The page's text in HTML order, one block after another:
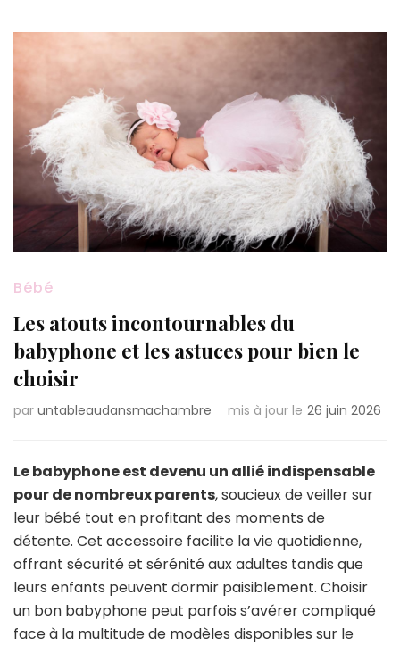
Bébé
Les atouts incontournables du
babyphone et les astuces pour bien le
choisir
par untableaudansmachambre mis à jour le 26 juin 2026
Le babyphone est devenu un allié indispensable
pour de nombreux parents, soucieux de veiller sur
leur bébé tout en profitant des moments de
détente. Cet accessoire facilite la vie quotidienne,
offrant sécurité et sérénité aux adultes tandis que
leurs enfants peuvent dormir paisiblement. Choisir
un bon babyphone peut parfois s’avérer compliqué
face à la multitude de modèles disponibles sur le